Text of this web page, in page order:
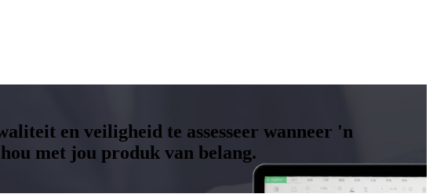
en veiligheid te assesseer wanneer 'n
met jou produk van belang.